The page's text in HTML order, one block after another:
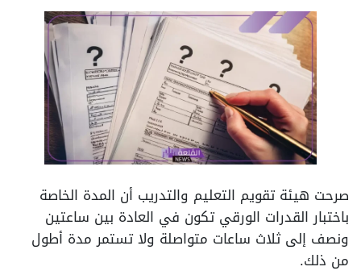
صرحت هيئة تقويم التعليم والتدريب أن المدة الخاصة
باختبار القدرات الورقي تكون في العادة بين ساعتين
ونصف إلى ثلاث ساعات متواصلة ولا تستمر مدة أطول
من ذلك.